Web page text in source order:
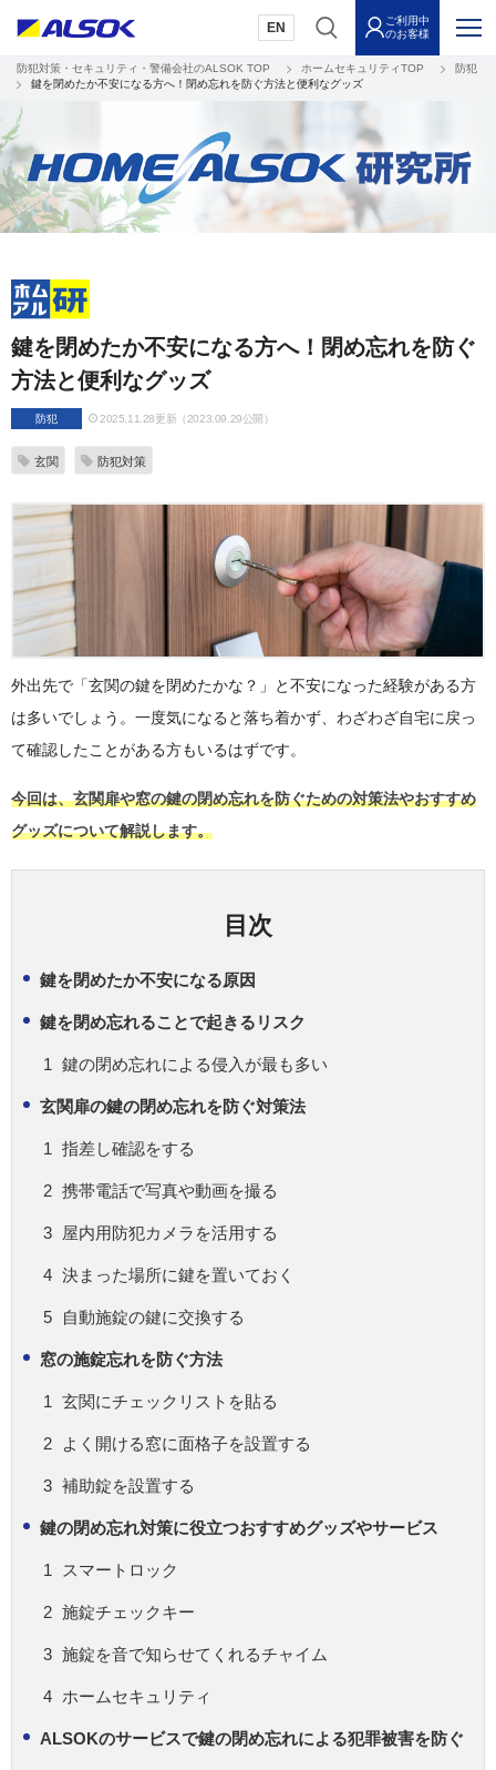
EN
ご利用中
のお客様
防犯対策・セキュリティ・警備会社のALSOK TOP ホームセキュリティTOP
防犯
鍵を閉めたか不安になる方へ！閉め忘れを防ぐ方法と便利なグッズ
鍵を閉めたか不安になる方へ！閉め忘れを防ぐ
方法と便利なグッズ
防犯 2025.11.28更新（2023.09.29公開）
玄関 防犯対策
外出先で「玄関の鍵を閉めたかな？」と不安になった経験がある方
は多いでしょう。一度気になると落ち着かず、わざわざ自宅に戻っ
て確認したことがある方もいるはずです。
今回は、玄関扉や窓の鍵の閉め忘れを防ぐための対策法やおすすめ
グッズについて解説します。
目次
鍵を閉めたか不安になる原因
鍵を閉め忘れることで起きるリスク
鍵の閉め忘れによる侵入が最も多い
玄関扉の鍵の閉め忘れを防ぐ対策法
指差し確認をする
携帯電話で写真や動画を撮る
屋内用防犯カメラを活用する
決まった場所に鍵を置いておく
自動施錠の鍵に交換する
窓の施錠忘れを防ぐ方法
玄関にチェックリストを貼る
よく開ける窓に面格子を設置する
補助錠を設置する
鍵の閉め忘れ対策に役立つおすすめグッズやサービス
スマートロック
施錠チェックキー
施錠を音で知らせてくれるチャイム
ホームセキュリティ
ALSOKのサービスで鍵の閉め忘れによる犯罪被害を防ぐ